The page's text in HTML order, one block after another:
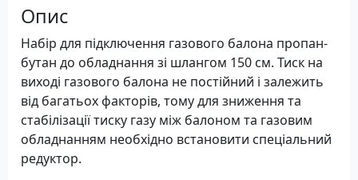
Опис
Набір для підключення газового балона пропан-
бутан до обладнання зі шлангом 150 см. Тиск на
виході газового балона не постійний і залежить
від багатьох факторів, тому для зниження та
стабілізації тиску газу між балоном та газовим
обладнанням необхідно встановити спеціальний
редуктор.